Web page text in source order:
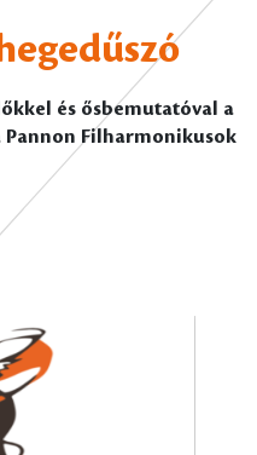
és ősbemutatóval a
Pannon Filharmonikusok